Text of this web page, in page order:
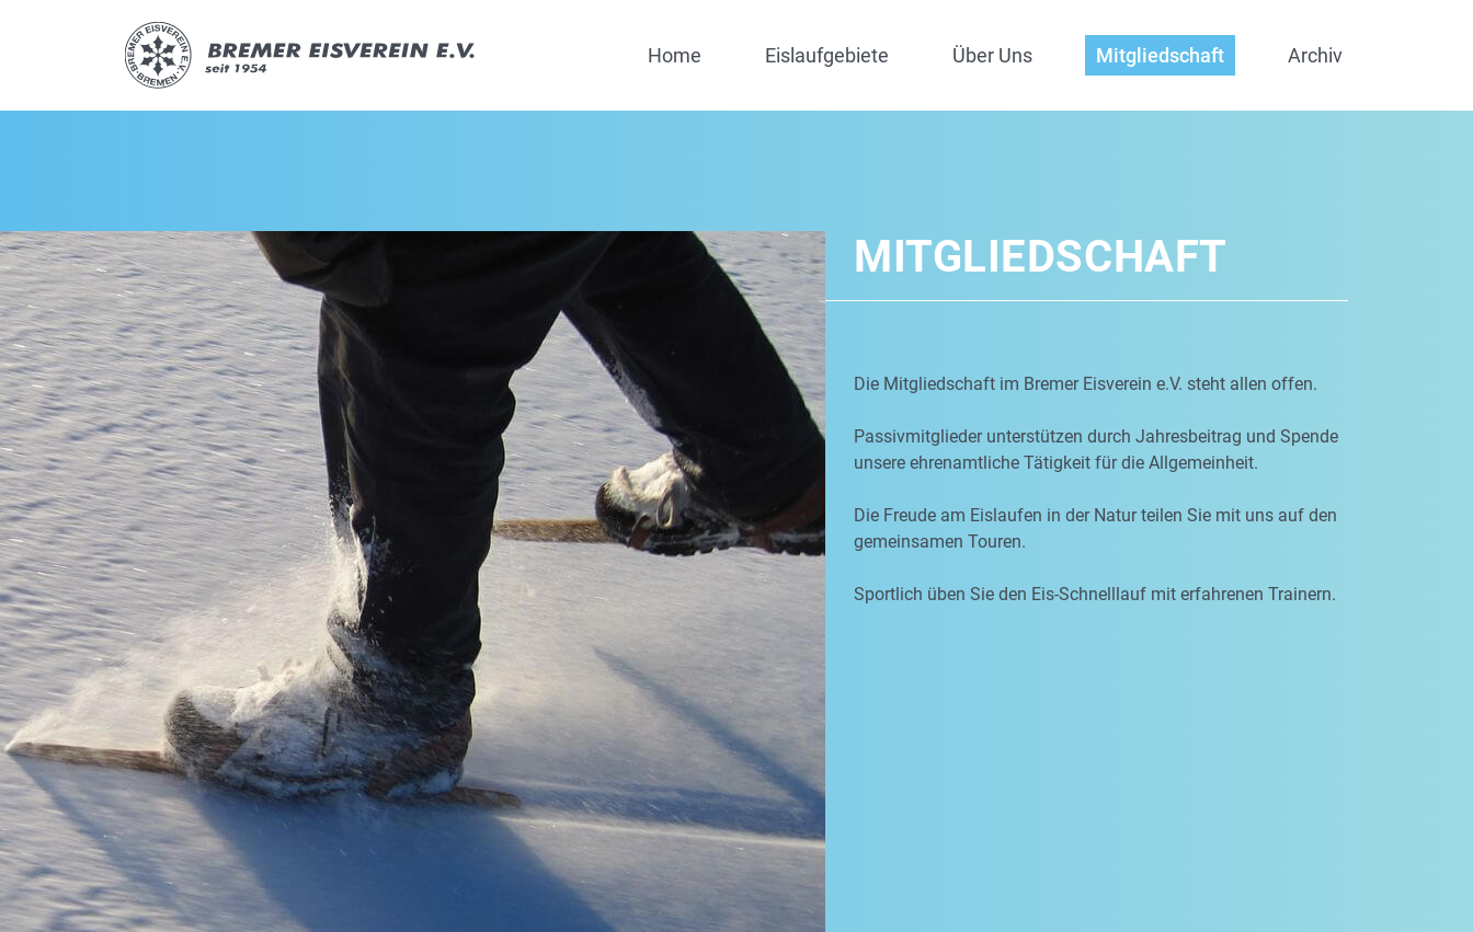
Home Eislaufgebiete Über Uns Mitgliedschaft Archiv
MITGLIEDSCHAFT
Die Mitgliedschaft im Bremer Eisverein e.V. steht allen offen.
Passivmitglieder unterstützen durch Jahresbeitrag und Spende
unsere ehrenamtliche Tätigkeit für die Allgemeinheit.
Die Freude am Eislaufen in der Natur teilen Sie mit uns auf den
gemeinsamen Touren.
Sportlich üben Sie den Eis-Schnelllauf mit erfahrenen Trainern.